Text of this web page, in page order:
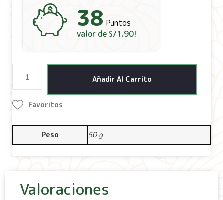
38 Puntos
valor de S/1.90!
Añadir Al Carrito
Favoritos
Peso 50 g
Valoraciones